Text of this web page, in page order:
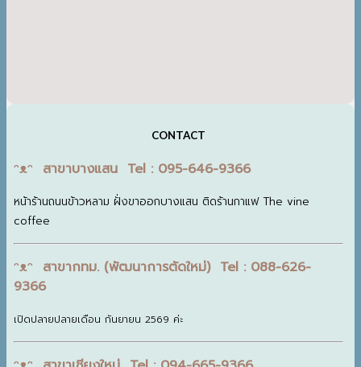
CONTACT
ᵔᴥᵔ สาขาบางแสน Tel : 095-646-9366
หน้าร้านถนนข้าวหลาม ฝั่งขาออกบางแสน ติดร้านกาแฟ The vine
coffee
ᵔᴥᵔ สาขากทม. (พัฒนาการตัดใหม่) Tel : 088-626-
9366
เปิดปลายปลายเดือน กันยายน 2569 ค่ะ